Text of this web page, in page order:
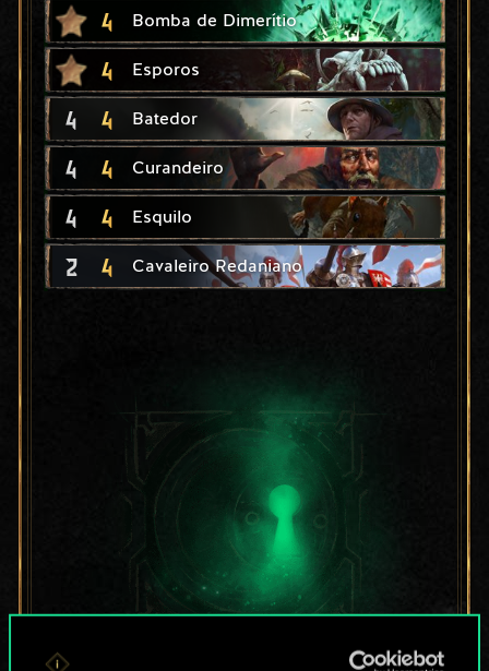
4 Bomba de Dimerítio
4 Esporos
4 4 Batedor
4 4 Curandeiro
4 4 Esquilo
2 4 Cavaleiro Redaniano